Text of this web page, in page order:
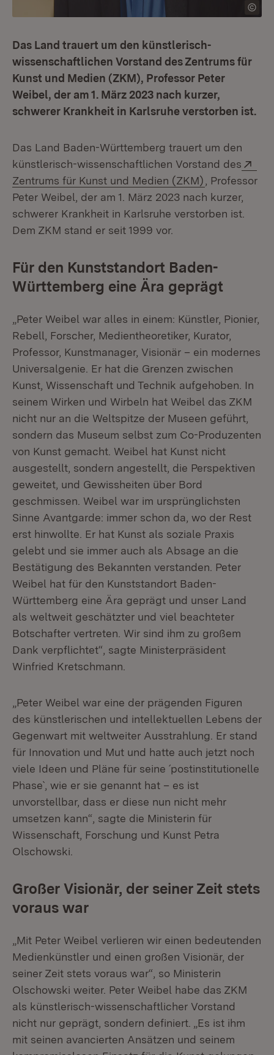
Das Land trauert um den künstlerisch-
wissenschaftlichen Vorstand des Zentrums für
Kunst und Medien (ZKM), Professor Peter
Weibel, der am 1. März 2023 nach kurzer,
schwerer Krankheit in Karlsruhe verstorben ist.
Das Land Baden-Württemberg trauert um den
künstlerisch-wissenschaftlichen Vorstand des
Zentrums für Kunst und Medien (ZKM) (Öffnet in
, Professor
Peter Weibel, der am 1. März 2023 nach kurzer,
schwerer Krankheit in Karlsruhe verstorben ist.
Dem ZKM stand er seit 1999 vor.
Für den Kunststandort Baden-
Württemberg eine Ära geprägt
„Peter Weibel war alles in einem: Künstler, Pionier,
Rebell, Forscher, Medientheoretiker, Kurator,
Professor, Kunstmanager, Visionär – ein modernes
Universalgenie. Er hat die Grenzen zwischen
Kunst, Wissenschaft und Technik aufgehoben. In
seinem Wirken und Wirbeln hat Weibel das ZKM
nicht nur an die Weltspitze der Museen geführt,
sondern das Museum selbst zum Co-Produzenten
von Kunst gemacht. Weibel hat Kunst nicht
ausgestellt, sondern angestellt, die Perspektiven
geweitet, und Gewissheiten über Bord
geschmissen. Weibel war im ursprünglichsten
Sinne Avantgarde: immer schon da, wo der Rest
erst hinwollte. Er hat Kunst als soziale Praxis
gelebt und sie immer auch als Absage an die
Bestätigung des Bekannten verstanden. Peter
Weibel hat für den Kunststandort Baden-
Württemberg eine Ära geprägt und unser Land
als weltweit geschätzter und viel beachteter
Botschafter vertreten. Wir sind ihm zu großem
Dank verpflichtet“, sagte Ministerpräsident
Winfried Kretschmann.
„Peter Weibel war eine der prägenden Figuren
des künstlerischen und intellektuellen Lebens der
Gegenwart mit weltweiter Ausstrahlung. Er stand
für Innovation und Mut und hatte auch jetzt noch
viele Ideen und Pläne für seine ´postinstitutionelle
Phase`, wie er sie genannt hat – es ist
unvorstellbar, dass er diese nun nicht mehr
umsetzen kann“, sagte die Ministerin für
Wissenschaft, Forschung und Kunst Petra
Olschowski.
Großer Visionär, der seiner Zeit stets
voraus war
„Mit Peter Weibel verlieren wir einen bedeutenden
Medienkünstler und einen großen Visionär, der
seiner Zeit stets voraus war“, so Ministerin
Olschowski weiter. Peter Weibel habe das ZKM
als künstlerisch-wissenschaftlicher Vorstand
nicht nur geprägt, sondern definiert. „Es ist ihm
mit seinen avancierten Ansätzen und seinem